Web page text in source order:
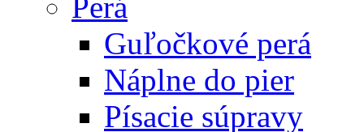
Guľočkové perá
Náplne do pier
Písacie súpravy